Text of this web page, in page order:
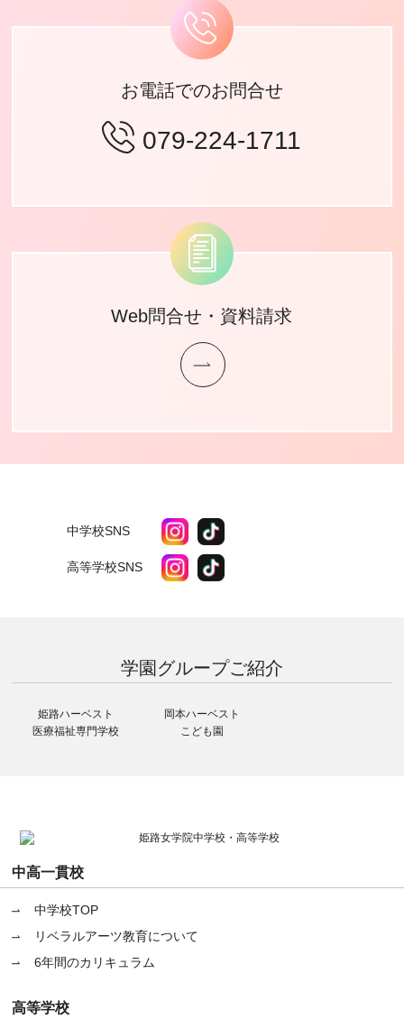
お電話でのお問合せ
079-224-1711
Web問合せ・資料請求
中学校SNS
高等学校SNS
学園グループご紹介
姫路ハーベスト
医療福祉専門学校
岡本ハーベスト
こども園
中高一貫校
中学校TOP
リベラルアーツ教育について
6年間のカリキュラム
高等学校